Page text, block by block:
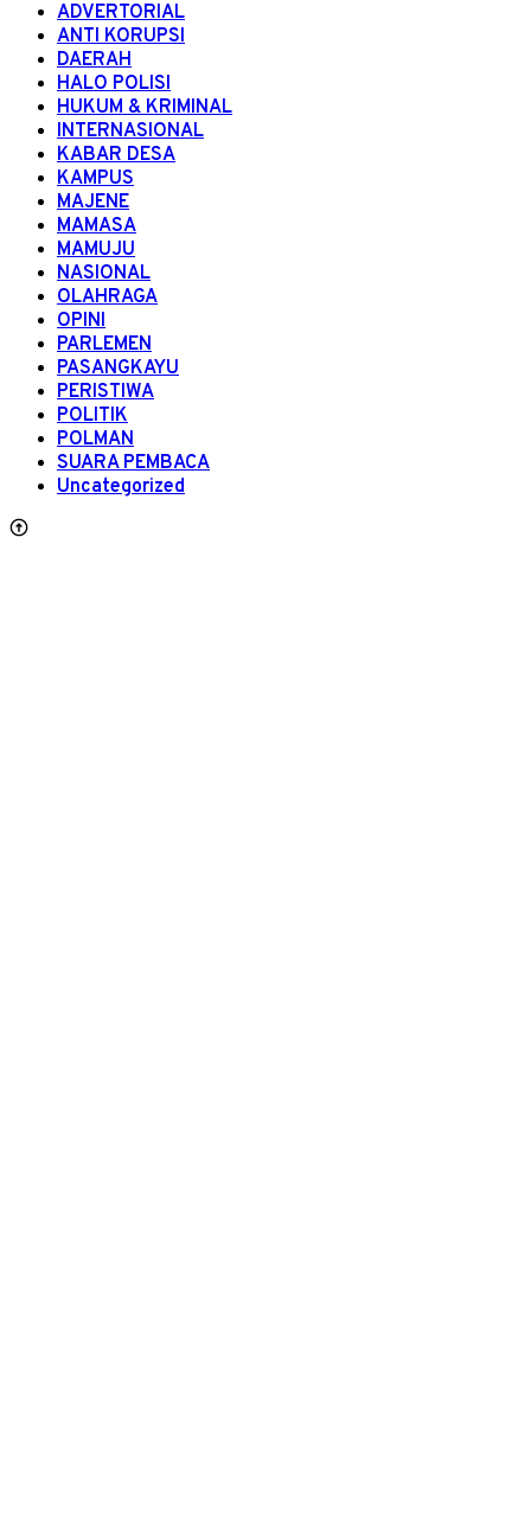
ADVERTORIAL
ANTI KORUPSI
DAERAH
HALO POLISI
HUKUM & KRIMINAL
INTERNASIONAL
KABAR DESA
KAMPUS
MAJENE
MAMASA
MAMUJU
NASIONAL
OLAHRAGA
OPINI
PARLEMEN
PASANGKAYU
PERISTIWA
POLITIK
POLMAN
SUARA PEMBACA
Uncategorized